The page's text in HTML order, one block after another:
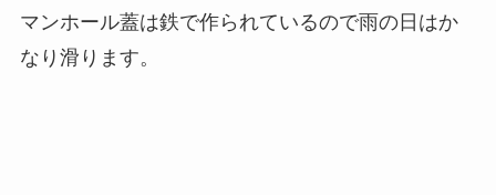
マンホール蓋は鉄で作られているので雨の日はか
なり滑ります。